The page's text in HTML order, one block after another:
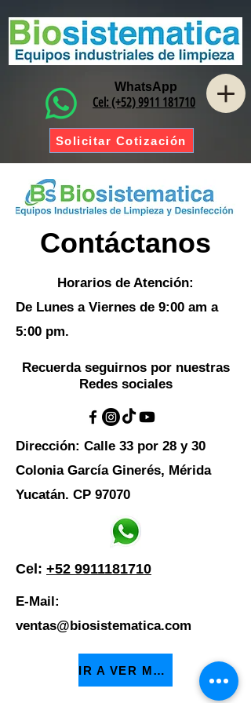
Solicitar Cotización
Cel: (+52) 9911 181710
WhatsApp
Contáctanos
Horarios de Atención:
De Lunes a Viernes de 9:00 am a
5:00 pm.
Recuerda seguirnos por nuestras
Redes sociales
Dirección: Calle 33 por 28 y 30
Colonia García Ginerés, Mérida
Yucatán. CP 97070
Cel: +52 9911181710
E-Mail:
ventas@biosistematica.com
IR A VER MODELOS DE EQUIPOS